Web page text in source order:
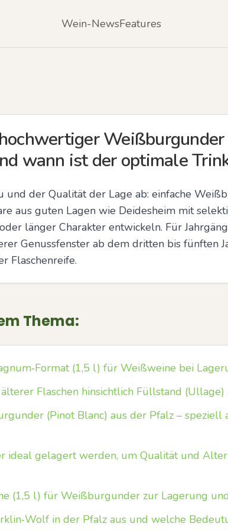
Wein-NewsFeatures
Weißburgunder
wann ist der optimale
und der Qualität der Lage ab: einfache
aus guten Lagen wie Deidesheim mit
länger Charakter entwickeln. Für
Genussfenster ab dem dritten bis fünften
Flaschenreife.
Thema:
(1,5 l) für Weißweine bei
Flaschen hinsichtlich Füllstand (Ullage)
(Pinot Blanc) aus der Pfalz – speziell
gelagert werden, um Qualität und
(1,5 l) für Weißburgunder zur Lagerung
in der Pfalz aus und welche